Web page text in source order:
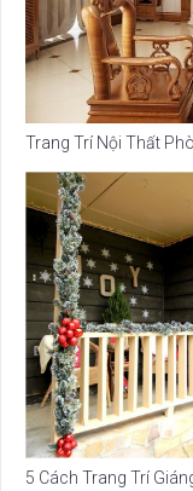
Trang Trí Nội Thất
5 Cách Trang Trí